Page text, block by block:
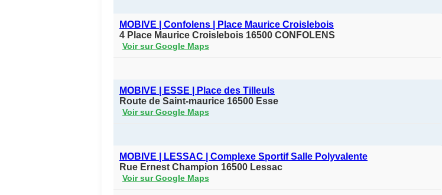
MOBIVE | Confolens | Place Maurice Croislebois
4 Place Maurice Croislebois 16500 CONFOLENS
Voir sur Google Maps
MOBIVE | ESSE | Place des Tilleuls
Route de Saint-maurice 16500 Esse
Voir sur Google Maps
MOBIVE | LESSAC | Complexe Sportif Salle Polyvalente
Rue Ernest Champion 16500 Lessac
Voir sur Google Maps